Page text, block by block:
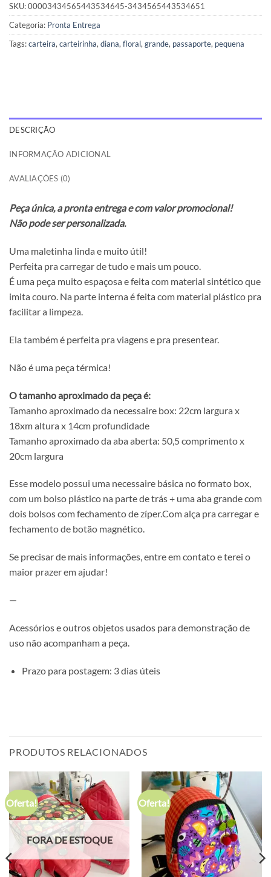
SKU:00003434565443534645-3434565443534651
Categoria: Pronta Entrega
Tags:carteira, carteirinha, diana, floral, grande, passaporte, pequena
DESCRIÇÃO
INFORMAÇÃO ADICIONAL
AVALIAÇÕES (0)
Peça única, a pronta entrega e com valor promocional!
Não pode ser personalizada.
Uma maletinha linda e muito útil!
Perfeita pra carregar de tudo e mais um pouco.
É uma peça muito espaçosa e feita com material sintético que
imita couro. Na parte interna é feita com material plástico pra
facilitar a limpeza.
Ela também é perfeita pra viagens e pra presentear.
Não é uma peça térmica!
O tamanho aproximado da peça é:
Tamanho aproximado da necessaire box: 22cm largura x
18xm altura x 14cm profundidade
Tamanho aproximado da aba aberta: 50,5 comprimento x
20cm largura
Esse modelo possui uma necessaire básica no formato box,
com um bolso plástico na parte de trás + uma aba grande com
dois bolsos com fechamento de zíper.Com alça pra carregar e
fechamento de botão magnético.
Se precisar de mais informações, entre em contato e terei o
maior prazer em ajudar!
—
Acessórios e outros objetos usados para demonstração de
uso não acompanham a peça.
Prazo para postagem: 3 dias úteis
PRODUTOS RELACIONADOS
Oferta!
FORA DE ESTOQUE
Oferta!